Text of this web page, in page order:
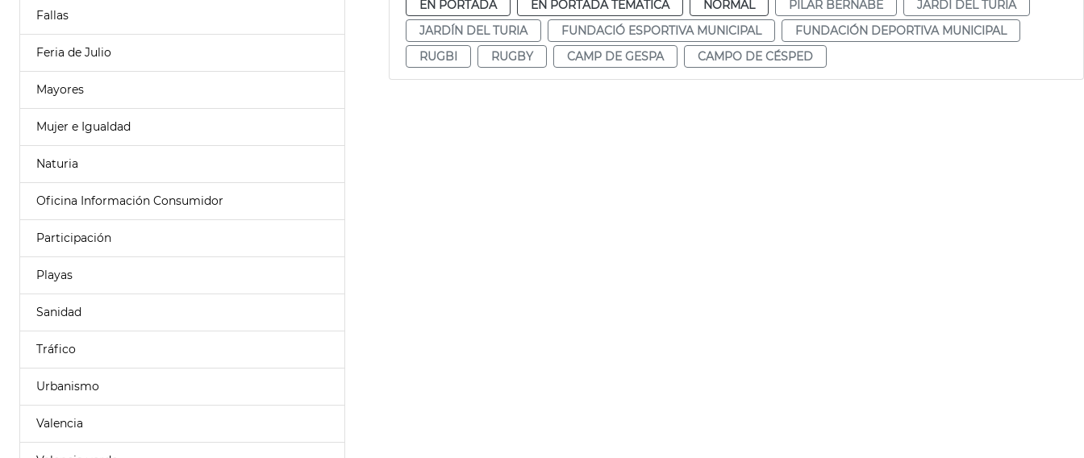
Fallas
Feria de Julio
Mayores
Mujer e Igualdad
Naturia
Oficina Información Consumidor
Participación
Playas
Sanidad
Tráfico
Urbanismo
Valencia
EN PORTADA
EN PORTADA TEMÁTICA NORMAL PILAR BERNABÉ
JARDÍ DEL TÚRIA
JARDÍN DEL TURIA
FUNDACIÓ ESPORTIVA MUNICIPAL
FUNDACIÓN DEPORTIVA MUNICIPAL
RUGBI
RUGBY CAMP DE GESPA CAMPO DE CÉSPED